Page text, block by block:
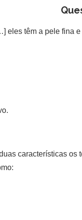
eles têm a pele fina
características